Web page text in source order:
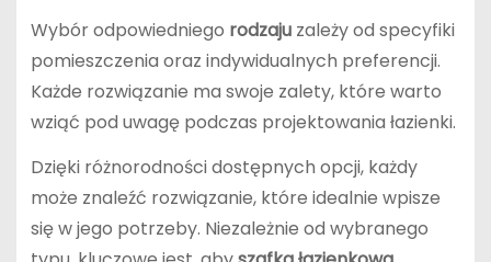
Wybór odpowiedniego rodzajuzależy od specyfiki
pomieszczenia oraz indywidualnych preferencji.
Każde rozwiązanie ma swoje zalety, które warto
wziąć pod uwagę podczas projektowania łazienki.
Dzięki różnorodności dostępnych opcji, każdy
może znaleźć rozwiązanie, które idealnie wpisze
się w jego potrzeby. Niezależnie od wybranego